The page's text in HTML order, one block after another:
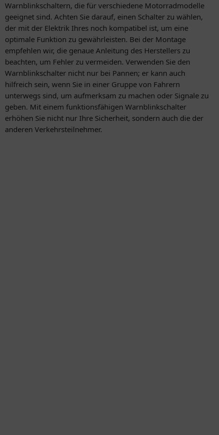
Warnblinkschaltern, die für verschiedene Motorradmodelle
geeignet sind. Achten Sie darauf, einen Schalter zu wählen,
der mit der Elektrik Ihres noch kompatibel ist, um eine
optimale Funktion zu gewährleisten. Bei der Montage
empfehlen wir, die genaue Anleitung des Herstellers zu
beachten, um Fehler zu vermeiden. Verwenden Sie den
Warnblinkschalter nicht nur bei Pannen; er kann auch
hilfreich sein, wenn Sie in einer Gruppe von Fahrern
unterwegs sind, um aufmerksam zu machen oder Signale zu
geben. Mit einem funktionsfähigen Warnblinkschalter
erhöhen Sie nicht nur Ihre Sicherheit, sondern auch die der
anderen Verkehrsteilnehmer.